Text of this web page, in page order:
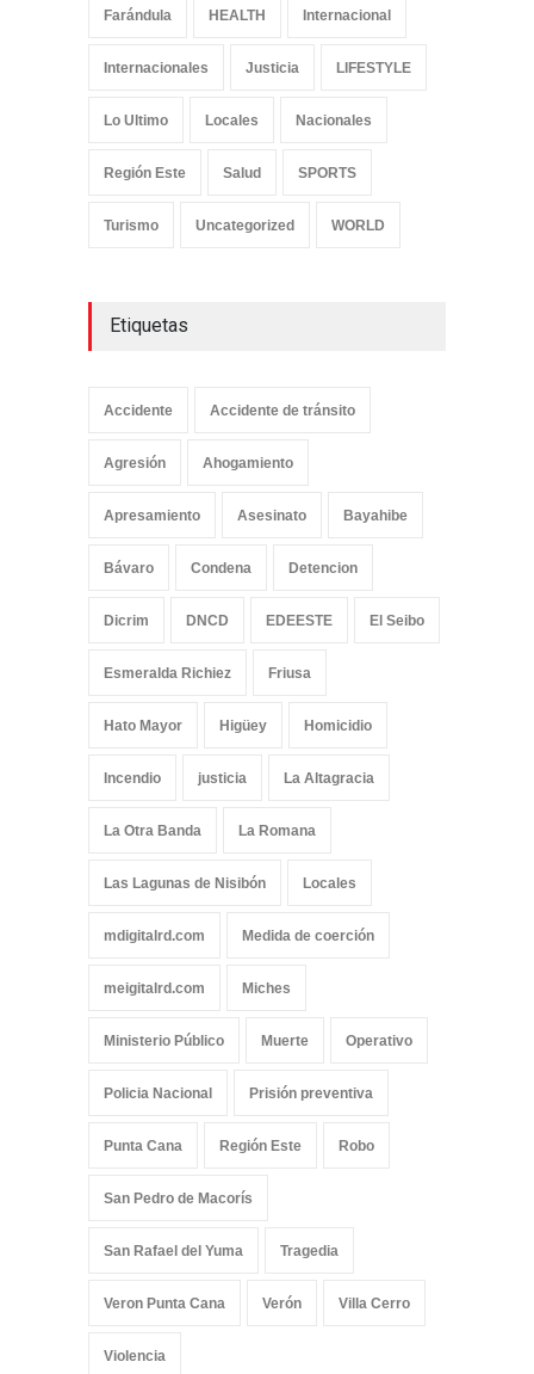
Farándula HEALTH Internacional
Internacionales Justicia LIFESTYLE
Lo Ultimo Locales Nacionales
Región Este Salud SPORTS
Turismo Uncategorized WORLD
Etiquetas
Accidente Accidente de tránsito
Agresión Ahogamiento
Apresamiento Asesinato Bayahibe
Bávaro Condena Detencion
Dicrim DNCD EDEESTE El Seibo
Esmeralda Richiez Friusa
Hato Mayor Higüey Homicidio
Incendio justicia La Altagracia
La Otra Banda La Romana
Las Lagunas de Nisibón Locales
mdigitalrd.com Medida de coerción
meigitalrd.com Miches
Ministerio Público Muerte Operativo
Policia Nacional Prisión preventiva
Punta Cana Región Este Robo
San Pedro de Macorís
San Rafael del Yuma Tragedia
Veron Punta Cana Verón Villa Cerro
Violencia